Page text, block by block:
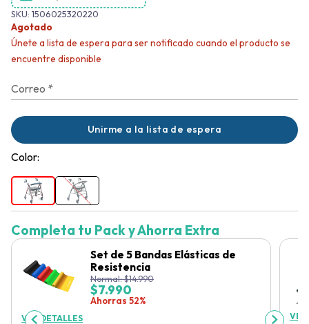
SKU: 1506025320220
Color:
Agotado
Únete a lista de espera para ser notificado cuando el producto se
encuentre disponible
Correo *
Unirme a la lista de espera
Completa tu Pack y Ahorra Extra
Set de 5 Bandas Elásticas de
Resistencia
Normal:$14.990
$7.990
Ahorras 52%
VER DETALLES VER